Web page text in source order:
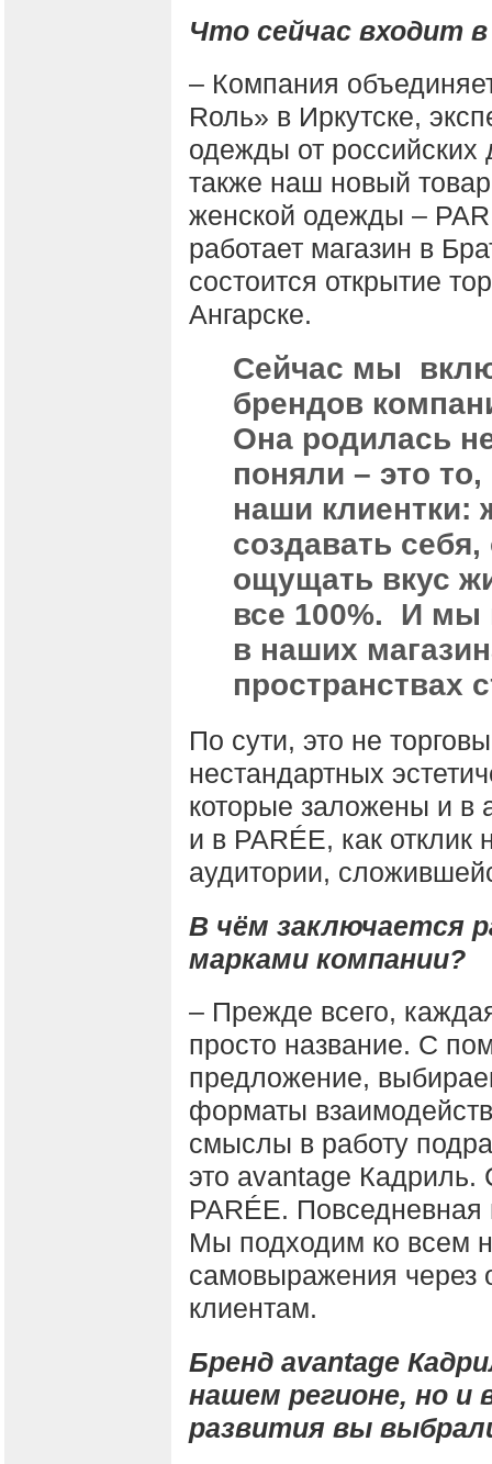
Что сейчас входит
– Компания
Rоль» в Иркутске,
одежды от
также наш новый
женской одежды –
работает магазин в
состоится открытие
Ангарске.
Сейчас мы
брендов
Она родилась
поняли – это
наши клиентки:
создавать
ощущать вкус
все 100%. И мы
в наших
пространствах
По сути, это не
нестандартных
которые заложены и в
и в PARÉE, как
аудитории,
В чём заключается
марками компании?
– Прежде всего,
просто название. С
предложение,
форматы
смыслы в работу
это avantage
PARÉE. Повседневная
Мы подходим ко всем
самовыражения через
клиентам.
Бренд avantage
нашем регионе, но и
развития вы